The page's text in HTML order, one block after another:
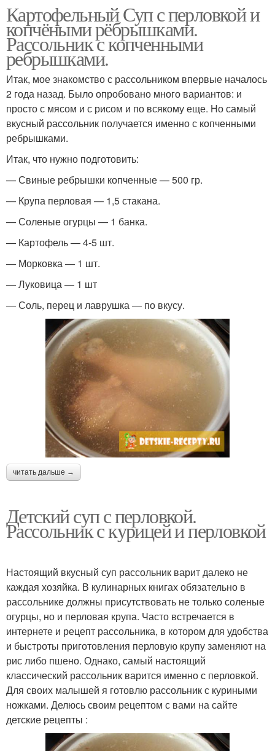
Картофельный Суп с перловкой и
копчёными рёбрышками.
Рассольник с копченными
ребрышками.
Итак, мое знакомство с рассольником впервые началось
2 года назад. Было опробовано много вариантов: и
просто с мясом и с рисом и по всякому еще. Но самый
вкусный рассольник получается именно с копченными
ребрышками.
Итак, что нужно подготовить:
— Свиные ребрышки копченные — 500 гр.
— Крупа перловая — 1,5 стакана.
— Соленые огурцы — 1 банка.
— Картофель — 4-5 шт.
— Морковка — 1 шт.
— Луковица — 1 шт
— Соль, перец и лаврушка — по вкусу.
читать дальше →
Детский суп с перловкой.
Рассольник с курицей и перловкой
Настоящий вкусный суп рассольник варит далеко не
каждая хозяйка. В кулинарных книгах обязательно в
рассольнике должны присутствовать не только соленые
огурцы, но и перловая крупа. Часто встречается в
интернете и рецепт рассольника, в котором для удобства
и быстроты приготовления перловую крупу заменяют на
рис либо пшено. Однако, самый настоящий
классический рассольник варится именно с перловкой.
Для своих малышей я готовлю рассольник с куриными
ножками. Делюсь своим рецептом с вами на сайте
детские рецепты :